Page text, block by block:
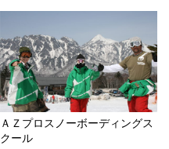
ＡＺプロスノーボーディングス
クール